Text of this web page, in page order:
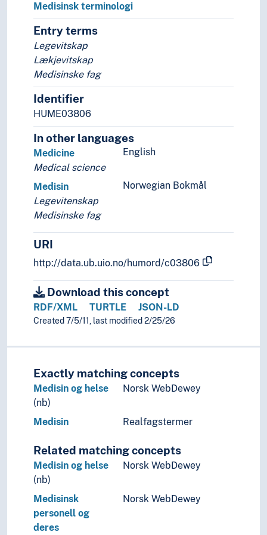
Medisinsk terminologi
Entry terms
Legevitskap
Lækjevitskap
Medisinske fag
Identifier
HUME03806
In other languages
English
Medicine
Medical science
Norwegian Bokmål
Medisin
Legevitenskap
Medisinske fag
URI
http://data.ub.uio.no/humord/c03806
Download this concept
RDF/XML TURTLE JSON-LD
Created 7/5/11, last modified 2/25/26
Exactly matching concepts
Medisin og helse
(nb)
Norsk WebDewey
Medisin Realfagstermer
Related matching concepts
Medisin og helse
(nb)
Norsk WebDewey
Medisinsk
personell og
deres
Norsk WebDewey